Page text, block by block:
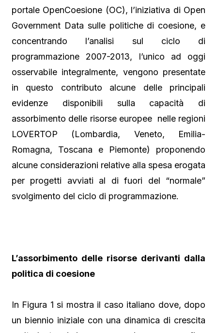
portale OpenCoesione (OC), l’iniziativa di Open
Government Data sulle politiche di coesione, e
concentrando l’analisi sul ciclo di
programmazione 2007-2013, l’unico ad oggi
osservabile integralmente, vengono presentate
in questo contributo alcune delle principali
evidenze disponibili sulla capacità di
assorbimento delle risorse europee nelle regioni
LOVERTOP (Lombardia, Veneto, Emilia-
Romagna, Toscana e Piemonte) proponendo
alcune considerazioni relative alla spesa erogata
per progetti avviati al di fuori del “normale”
svolgimento del ciclo di programmazione.
L’assorbimento delle risorse derivanti dalla
politica di coesione
In Figura 1 si mostra il caso italiano dove, dopo
un biennio iniziale con una dinamica di crescita